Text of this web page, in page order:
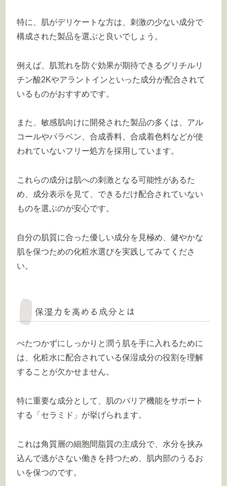
特に、肌がデリケートな方は、刺激の少ない成分で
構成された製品を選ぶと良いでしょう。
例えば、肌荒れを防ぐ効果が期待できるグリチルリ
チン酸2Kやアラントインといった成分が配合されて
いるものがおすすめです。
また、敏感肌向けに開発された製品の多くは、アル
コールやパラベン、合成香料、合成着色料などが使
われていないフリー処方を採用しています。
これらの成分は肌への刺激となる可能性があるた
め、成分表示を見て、できるだけ配合されていない
ものを選ぶのが安心です。
自分の肌質に合った優しい成分を見極め、健やかな
肌を保つための化粧水選びを実践してみてくださ
い。
保湿力を高める成分とは
べたつかずにしっかりと潤う肌を手に入れるために
は、化粧水に配合されている保湿成分の役割を理解
することが欠かせません。
特に重要な成分として、肌のバリア機能をサポート
する「セラミド」が挙げられます。
これは角質層の細胞間脂質の主成分で、水分を挟み
込んで逃がさない働きを持つため、肌内部のうるお
いを保つのです。